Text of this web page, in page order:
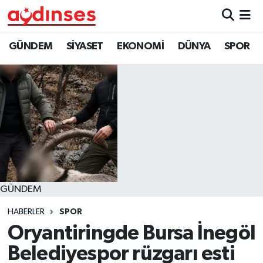
GÜNDEM SİYASET EKONOMİ DÜNYA SPOR
GÜNDEM
HABERLER SPOR
Oryantiringde Bursa İnegöl
Belediyespor rüzgarı esti
GÜNDEM
SİYASET
EKONOMİ
DÜNYA
SPOR
MAGAZİN
YAŞAM
Nöbetçi Eczaneler
Hava Durumu
Aydin Namaz Vakitleri
Trafik Durumu
Süper Lig Puan Durumu ve Fikstür
Tüm Manşetler
Son Dakika Haberleri
Haber Arşivi